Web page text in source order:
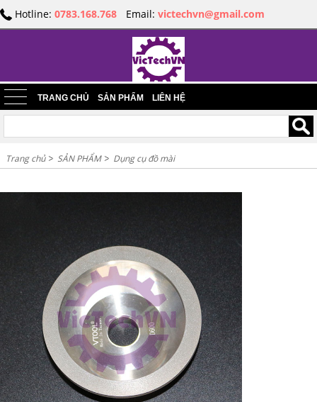
Hotline: 0783.168.768 Email: victechvn@gmail.com
TRANG CHỦ SẢN PHẨM LIÊN HỆ
Trang chủ SẢN PHẨM Dụng cụ đồ mài